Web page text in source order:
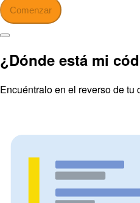
Comenzar
¿Dónde está mi
Encuéntralo en el reverso de tu